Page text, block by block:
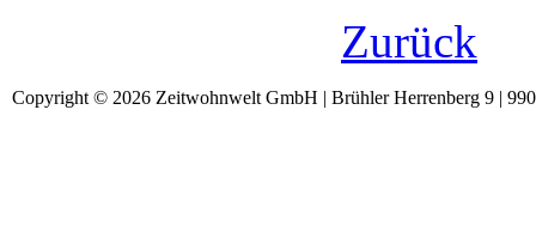
Zurück
Copyright © 2026 Zeitwohnwelt GmbH | Brühler Herrenberg 9 |